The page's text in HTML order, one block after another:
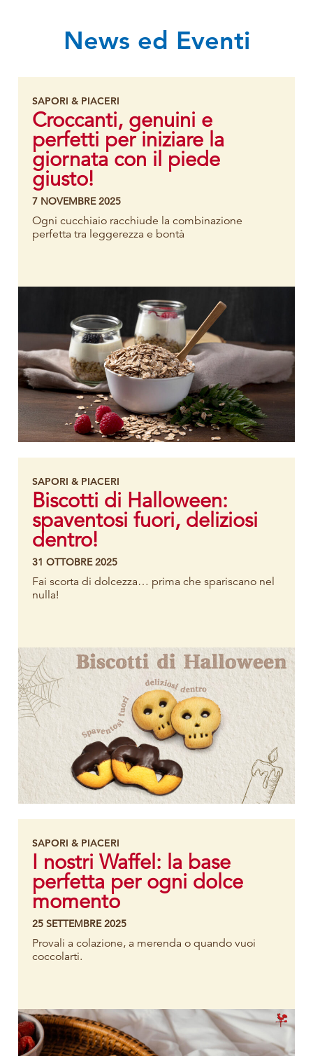
News ed Eventi
SAPORI & PIACERI
Croccanti, genuini e
perfetti per iniziare la
giornata con il piede
giusto!
7 NOVEMBRE 2025
Ogni cucchiaio racchiude la combinazione
perfetta tra leggerezza e bontà
SAPORI & PIACERI
Biscotti di Halloween:
spaventosi fuori, deliziosi
dentro!
31 OTTOBRE 2025
Fai scorta di dolcezza… prima che spariscano nel
nulla!
SAPORI & PIACERI
I nostri Waffel: la base
perfetta per ogni dolce
momento
25 SETTEMBRE 2025
Provali a colazione, a merenda o quando vuoi
coccolarti.